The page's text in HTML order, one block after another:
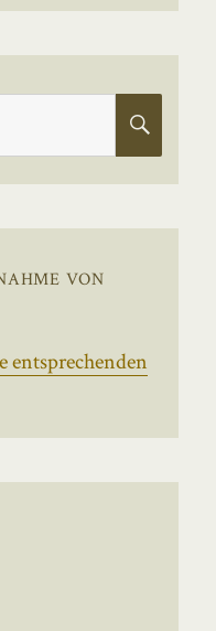
VON
entsprechenden